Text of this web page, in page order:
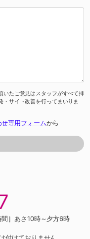
いたご意見はスタッフがすべて拝
・サイト改善を行ってまいりま
専用フォームから
］あさ10時～夕方6時